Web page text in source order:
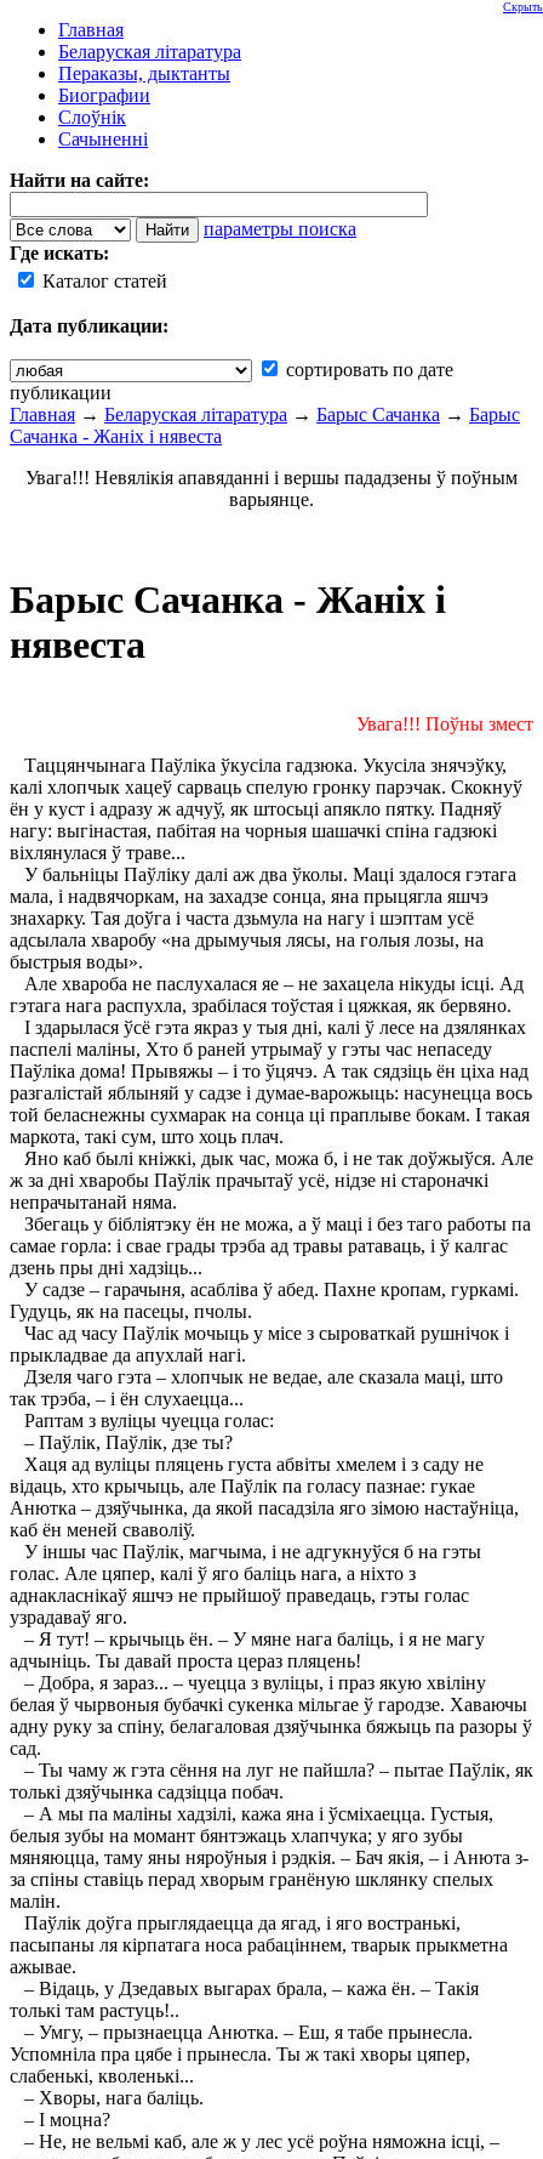
Главная
Беларуская літаратура
Пераказы, дыктанты
Биографии
Слоўнік
Сачыненні
Найти на сайте:
параметры поиска
Где искать:
Каталог статей
Дата публикации:
сортировать по дате
публикации
Скрыть
Главная → Беларуская літаратура → Барыс Сачанка → Барыс
Сачанка - Жаніх і нявеста
Увага!!! Невялікія апавяданні і вершы пададзены ў поўным
варыянце.
Барыс Сачанка - Жаніх і
нявеста
Увага!!! Поўны змест
Таццянчынага Паўліка ўкусіла гадзюка. Укусіла знячэўку,
калі хлопчык хацеў сарваць спелую гронку парэчак. Скокнуў
ён у куст і адразу ж адчуў, як штосьці апякло пятку. Падняў
нагу: выгінастая, пабітая на чорныя шашачкі спіна гадзюкі
віхлянулася ў траве...
У бальніцы Паўліку далі аж два ўколы. Маці здалося гэтага
мала, і надвячоркам, на захадзе сонца, яна прыцягла яшчэ
знахарку. Тая доўга і часта дзьмула на нагу і шэптам усё
адсылала хваробу «на дрымучыя лясы, на голыя лозы, на
быстрыя воды».
Але хвароба не паслухалася яе – не захацела нікуды ісці. Ад
гэтага нага распухла, зрабілася тоўстая і цяжкая, як бервяно.
І здарылася ўсё гэта якраз у тыя дні, калі ў лесе на дзялянках
паспелі маліны, Хто б раней утрымаў у гэты час непаседу
Паўліка дома! Прывяжы – і то ўцячэ. А так сядзіць ён ціха над
разгалістай яблыняй у садзе і думае-варожыць: насунецца вось
той беласнежны сухмарак на сонца ці праплыве бокам. I такая
маркота, такі сум, што хоць плач.
Яно каб былі кніжкі, дык час, можа б, і не так доўжыўся. Але
ж за дні хваробы Паўлік прачытаў усё, нідзе ні староначкі
непрачытанай няма.
Збегаць у бібліятэку ён не можа, а ў маці і без таго работы па
самае горла: і свае грады трэба ад травы ратаваць, і ў калгас
дзень пры дні хадзіць...
У садзе – гарачыня, асабліва ў абед. Пахне кропам, гуркамі.
Гудуць, як на пасецы, пчолы.
Час ад часу Паўлік мочыць у місе з сыроваткай рушнічок і
прыкладвае да апухлай нагі.
Дзеля чаго гэта – хлопчык не ведае, але сказала маці, што
так трэба, – і ён слухаецца...
Раптам з вуліцы чуецца голас:
– Паўлік, Паўлік, дзе ты?
Хаця ад вуліцы пляцень густа абвіты хмелем і з саду не
відаць, хто крычыць, але Паўлік па голасу пазнае: гукае
Анютка – дзяўчынка, да якой пасадзіла яго зімою настаўніца,
каб ён меней сваволіў.
У іншы час Паўлік, магчыма, і не адгукнуўся б на гэты
голас. Але цяпер, калі ў яго баліць нага, а ніхто з
аднакласнікаў яшчэ не прыйшоў праведаць, гэты голас
узрадаваў яго.
– Я тут! – крычыць ён. – У мяне нага баліць, і я не магу
адчыніць. Ты давай проста цераз пляцень!
– Добра, я зараз... – чуецца з вуліцы, і праз якую хвіліну
белая ў чырвоныя бубачкі сукенка мільгае ў гародзе. Хаваючы
адну руку за спіну, белагаловая дзяўчынка бяжыць па разоры ў
сад.
– Ты чаму ж гэта сёння на луг не пайшла? – пытае Паўлік, як
толькі дзяўчынка садзіцца побач.
– А мы па маліны хадзілі, кажа яна і ўсміхаецца. Густыя,
белыя зубы на момант бянтэжаць хлапчука; у яго зубы
мяняюцца, таму яны няроўныя і рэдкія. – Бач якія, – і Анюта з-
за спіны ставіць перад хворым гранёную шклянку спелых
малін.
Паўлік доўга прыглядаецца да ягад, і яго востранькі,
пасыпаны ля кірпатага носа рабаціннем, тварык прыкметна
ажывае.
– Відаць, у Дзедавых выгарах брала, – кажа ён. – Такія
толькі там растуць!..
– Умгу, – прызнаецца Анютка. – Еш, я табе прынесла.
Успомніла пра цябе і прынесла. Ты ж такі хворы цяпер,
слабенькі, кволенькі...
– Хворы, нага баліць.
– I моцна?
– Не, не вельмі каб, але ж у лес усё роўна няможна ісці, –